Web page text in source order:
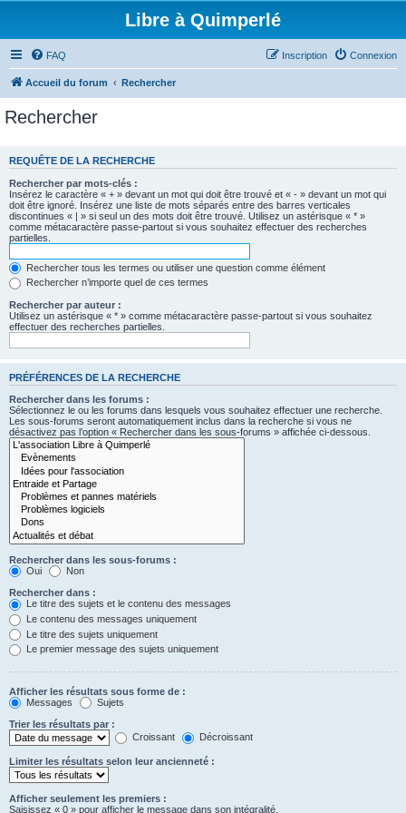
Libre à Quimperlé
FAQ Connexion
Inscription
Accueil du forum Rechercher
Rechercher
REQUÊTE DE LA RECHERCHE
Rechercher par mots-clés :
Insérez le caractère « + » devant un mot qui doit être trouvé et « - » devant un mot qui
doit être ignoré. Insérez une liste de mots séparés entre des barres verticales
discontinues « | » si seul un des mots doit être trouvé. Utilisez un astérisque « * »
comme métacaractère passe-partout si vous souhaitez effectuer des recherches
partielles.
Rechercher tous les termes ou utiliser une question comme élément
Rechercher n’importe quel de ces termes
Rechercher par auteur :
Utilisez un astérisque « * » comme métacaractère passe-partout si vous souhaitez
effectuer des recherches partielles.
PRÉFÉRENCES DE LA RECHERCHE
Rechercher dans les forums :
Sélectionnez le ou les forums dans lesquels vous souhaitez effectuer une recherche.
Les sous-forums seront automatiquement inclus dans la recherche si vous ne
désactivez pas l’option « Rechercher dans les sous-forums » affichée ci-dessous.
Rechercher dans les sous-forums :
Oui
Non
Rechercher dans :
Le titre des sujets et le contenu des messages
Le contenu des messages uniquement
Le titre des sujets uniquement
Le premier message des sujets uniquement
Afficher les résultats sous forme de :
Messages
Sujets
Trier les résultats par :
Croissant
Décroissant
Limiter les résultats selon leur ancienneté :
Afficher seulement les premiers :
Saisissez « 0 » pour afficher le message dans son intégralité.